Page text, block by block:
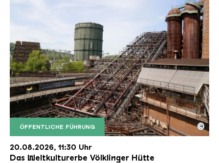
ÖFFENTLICHE FÜHRUNG
Der Erzschrägaufzug der Völklinger Hütte mit
Copyright: Weltkulturerbe Völklinger Hütte | Karl
©
20.08.2026, 11:30 Uhr
Das Weltkulturerbe Völklinger Hütte